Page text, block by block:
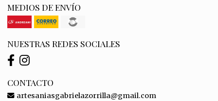
MEDIOS DE ENVÍO
NUESTRAS REDES SOCIALES
CONTACTO
artesaniasgabrielazorrilla@gmail.com